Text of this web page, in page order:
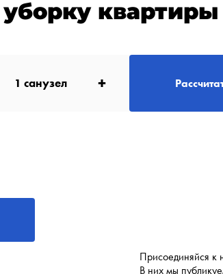
уборку квартиры
1 санузел +
Присоединяйся к
В них мы